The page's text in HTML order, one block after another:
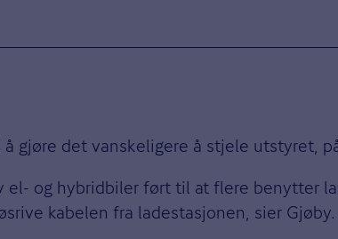
gjøre det vanskeligere å stjele utstyret,
el- og hybridbiler ført til at flere benytter
kabelen fra ladestasjonen, sier Gjøby.